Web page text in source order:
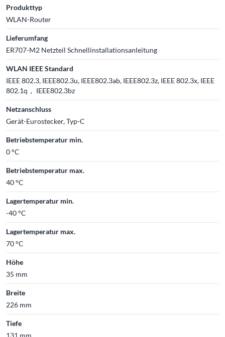
Produkttyp
WLAN-Router
Lieferumfang
ER707-M2 Netzteil Schnellinstallationsanleitung
WLAN IEEE Standard
IEEE 802.3, IEEE802.3u, IEEE802.3ab, IEEE802.3z, IEEE 802.3x, IEEE
802.1q， IEEE802.3bz
Netzanschluss
Gerät-Eurostecker, Typ-C
Betriebstemperatur min.
0 °C
Betriebstemperatur max.
40 °C
Lagertemperatur min.
-40 °C
Lagertemperatur max.
70 °C
Höhe
35 mm
Breite
226 mm
Tiefe
131 mm